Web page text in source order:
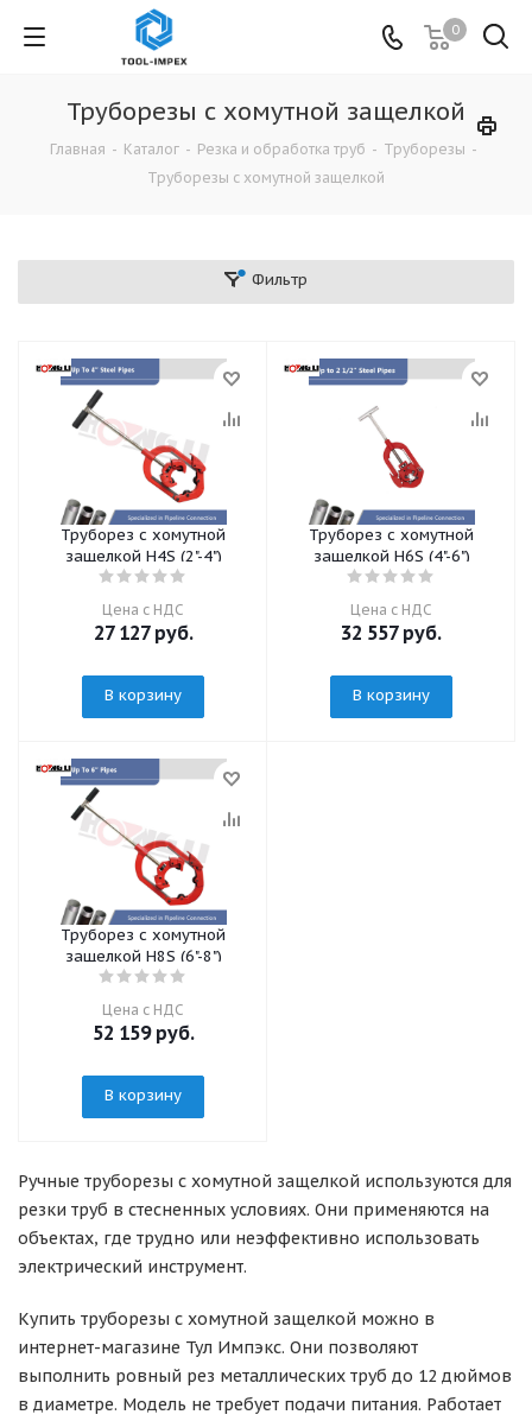
0
Труборезы с хомутной защелкой
Главная - Каталог - Резка и обработка труб - Труборезы -
Труборезы с хомутной защелкой
Фильтр
Труборез с хомутной
защелкой H4S (2"-4")
Цена с НДС
27 127руб.
В корзину
Труборез с хомутной
защелкой H6S (4"-6")
Цена с НДС
32 557руб.
В корзину
Труборез с хомутной
защелкой H8S (6"-8")
Цена с НДС
52 159руб.
В корзину
Ручные труборезы с хомутной защелкой используются для
резки труб в стесненных условиях. Они применяются на
объектах, где трудно или неэффективно использовать
электрический инструмент.
Купить труборезы с хомутной защелкой можно в
интернет-магазине Тул Импэкс. Они позволяют
выполнить ровный рез металлических труб до 12 дюймов
в диаметре. Модель не требует подачи питания. Работает